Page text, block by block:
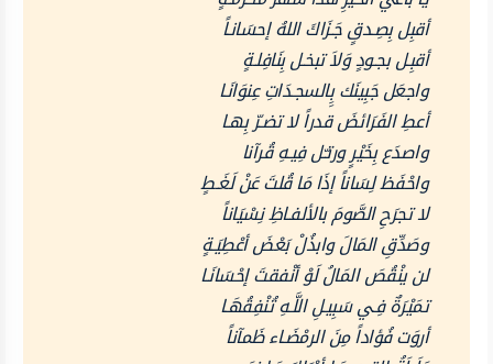
أقبِل بِصِـدقٍ جَـزَاكَ اللهُ إحسَانـاً
أقبِـل بجـودٍ وَلاَ تبخـل بِنَافِلـةٍ
واجعَل جَبِينَك بِِالسجـدَاتِ عِنوَانَـا
أعطِ الفَرَائضَ قدراً لا تضـرّ بِهـا
واصدَع بِخَيْرٍ ورتـّل فِيـهِ قُرآنا
واحْفَظ لِسَاناً إذَا مَا قُلتَ عَنْ لَغَـطٍ
لا تجرَحِ الصَّومَ بالألفـاظِ نِسْيَاناً
وصَدِّقِ المَالَ وابذُلْ بَعْضَ أعْطِيَـةٍ
لن ينْقُصَ المَالُ لَوْ أنْفقتَ إحْسَانَـا
تمَيْرَةٌ فِـي سَبِيـلِ اللَّـهِ تُنْفِقُهَـا
أروَت فُؤاداً مِنَ الرمْضَـاء ظَمآناً